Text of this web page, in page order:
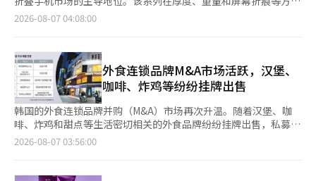
方案，将半导体、二次电池、人工智能（AI）等战略产业纳入国内
生产税收优惠范围，但电动车并未被纳入支持对象。韩国汽车行业
下，政府有必要进一步完善针对本土电动车产业的扶持政策，增强
韩国整车企业及供应链的国际竞争力，并加快构建能够应对全球新
能源汽车竞争的新产业生态。
续改善盈利能力。 乐天精密化学受主要产品国际价格上涨和汇率
强势等因素影响，营业收入为5863亿韩元，营业利润为619亿韩
料和食品药用材料等高附加值材料业务的投资和技术开发。 乐天
能源材料的营业收入为1942亿韩元，营业亏损为169亿韩元。尽管
销售量有所增加，但由于上季度的积极滞后效应等一次性因素被消
除，盈利能力下降。预计第三季度由于人工智能和电池箔需求的扩
大，销售量将增加。 乐天化学计划通过业务重组实现业务结构创
新和高附加值业务的扩展，进一步增强中长期竞争力。大山工厂在
6月完成分拆程序，预计将在9月成立合并公司，而丽水工厂在7月
获得业务重组计划批准后，正在与相关公司进行整合运营体系的协
力，同时建立能够更灵活应对市场变化的业务结构。此外，基于正
进行了改进，尤其是新型的屏幕比例设计，使得'Fold8'赢得了10
动三星的市场主导地位。根据三星电子的消息，Galaxy Z Fold8
Ultra·Fold8·Flip8系列将于7日正式在国内上市，随后将在包括
美国、欧洲和日本在内的100多个国家扩大销售。此次Galaxy折叠
系列在预售阶段便取得了成功。三星电子在上月28日至本月3日的
国内预售中，共售出144万台，创下了Galaxy折叠手机系列历史最
高销售记录。此次成功的核心在于'Fold8'，其以史上最薄、最轻
的设计实现了与普通智能手机相当的便携性，并采用了更宽的屏幕
比例，大大降低了消费者对折叠手机的使用门槛。值得注意的是，
30岁消费者的购买比例超过一半。过去，折叠手机被认为是40至
2026-08-07 04:08:00
外食连锁品牌M&A市场活跃，汉堡、
咖啡、炸鸡等纷纷挂牌出售
韩国的外食连锁品牌并购（M&A）市场再次升温。随着汉堡、咖
啡、炸鸡和甜点等生活密切相关的外食品牌纷纷挂牌出售，私募基
金（PEF）和海外资本的关注度也在增加。稳定的收益结构和K-食
汉堡品牌成为大型挂牌的中心。妈咪炸鸡的最大股东凯尔与伙伴公
2026-08-07 03:56:00